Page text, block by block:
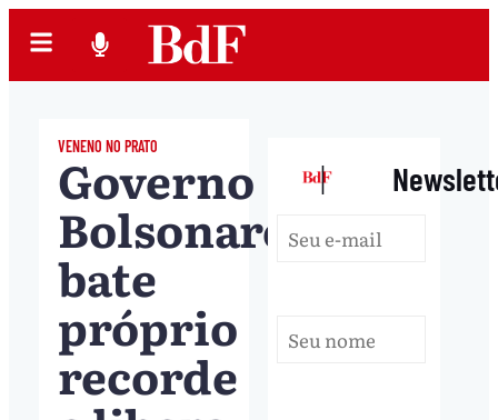
VENENO NO PRATO
Governo
Bolsonaro
bate
próprio
recorde
|